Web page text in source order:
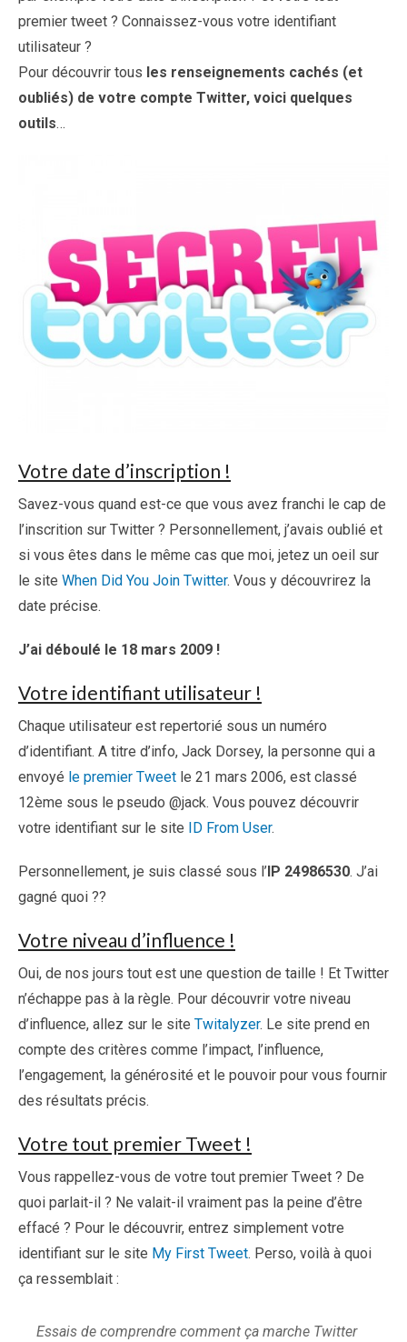
premier tweet ? Connaissez-vous votre identifiant
utilisateur ?
Pour découvrir tous les renseignements cachés (et
oubliés) de votre compte Twitter, voici quelques
outils…
Votre date d’inscription !
Savez-vous quand est-ce que vous avez franchi le cap de
l’inscrition sur Twitter ? Personnellement, j’avais oublié et
si vous êtes dans le même cas que moi, jetez un oeil sur
le site When Did You Join Twitter. Vous y découvrirez la
date précise.
J’ai déboulé le 18 mars 2009 !
Votre identifiant utilisateur !
Chaque utilisateur est repertorié sous un numéro
d’identifiant. A titre d’info, Jack Dorsey, la personne qui a
envoyé le premier Tweet le 21 mars 2006, est classé
12ème sous le pseudo @jack. Vous pouvez découvrir
votre identifiant sur le site
ID From User.
Personnellement, je suis classé sous l’ IP 24986530. J’ai
gagné quoi ??
Votre niveau d’influence !
Oui, de nos jours tout est une question de taille ! Et Twitter
n’échappe pas à la règle. Pour découvrir votre niveau
d’influence, allez sur le site Twitalyzer. Le site prend en
compte des critères comme l’impact, l’influence,
l’engagement, la générosité et le pouvoir pour vous fournir
des résultats précis.
Votre tout premier Tweet !
Vous rappellez-vous de votre tout premier Tweet ? De
quoi parlait-il ? Ne valait-il vraiment pas la peine d’être
effacé ? Pour le découvrir, entrez simplement votre
identifiant sur le site My First Tweet. Perso, voilà à quoi
ça ressemblait :
Essais de comprendre comment ça marche Twitter